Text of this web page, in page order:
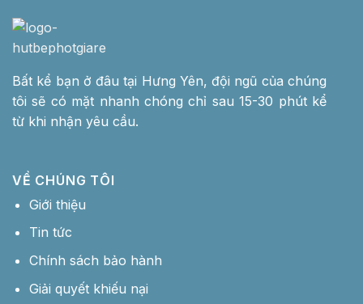
Bất kể bạn ở đâu tại Hưng Yên, đội ngũ của chúng
tôi sẽ có mặt nhanh chóng chỉ sau 15-30 phút kể
từ khi nhận yêu cầu.
VỀ CHÚNG TÔI
Giới thiệu
Tin tức
Chính sách bảo hành
Giải quyết khiếu nại